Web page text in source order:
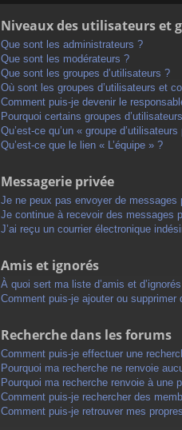
Niveaux des utilisateurs et
Que sont les administrateurs ?
Que sont les modérateurs ?
Que sont les groupes d’utilisateurs ?
Où sont les groupes d’utilisateurs et
Comment puis-je devenir le
Pourquoi certains groupes
Qu’est-ce qu’un « groupe
Qu’est-ce que le lien « L’équipe » ?
Messagerie privée
Je ne peux pas envoyer de messages
Je continue à recevoir des messages
J’ai reçu un courrier électronique
Amis et ignorés
À quoi sert ma liste d’amis et
Comment puis-je ajouter ou supprimer
Recherche dans les forums
Comment puis-je effectuer une
Pourquoi ma recherche ne renvoie
Pourquoi ma recherche renvoie à une
Comment puis-je rechercher des
Comment puis-je retrouver mes